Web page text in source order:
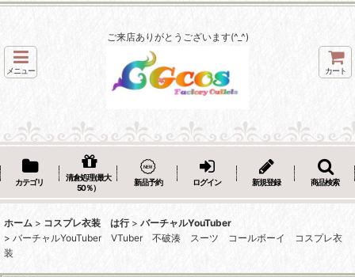
ご来店ありがとうございます(^_^)
メニュー カート
カテゴリ
清倉処理(最大
50％）
新品予約 ログイン 新規登録 商品検索
ホーム > コスプレ衣装 は行 > バーチャルYouTuber
> バーチャルYouTuber VTuber 不破湊 スーツ コールボーイ コスプレ衣
装